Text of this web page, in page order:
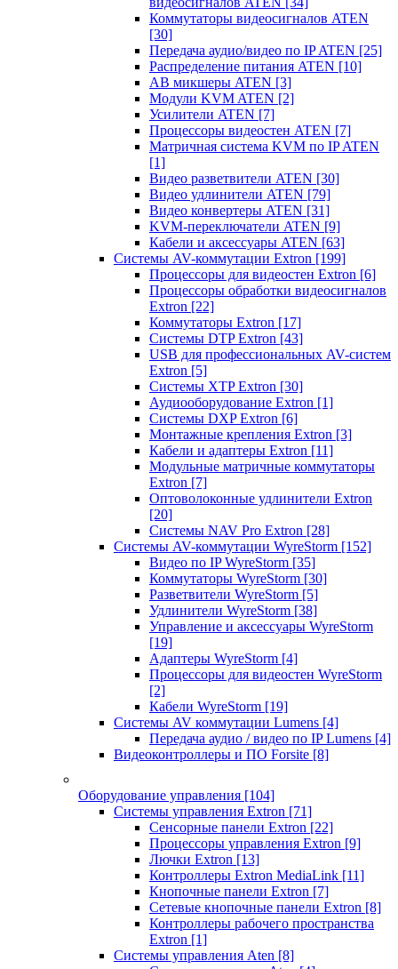
Коммутаторы видеосигналов ATEN
[30]
Передача аудио/видео по IP ATEN [25]
Распределение питания ATEN [10]
АВ микшеры ATEN [3]
Модули KVM ATEN [2]
Усилители ATEN [7]
Процессоры видеостен ATEN [7]
Матричная система KVM по IP ATEN
[1]
Видео разветвители ATEN [30]
Видео удлинители ATEN [79]
Видео конвертеры ATEN [31]
KVM-переключатели ATEN [9]
Кабели и аксессуары ATEN [63]
Системы AV-коммутации Extron [199]
Процессоры для видеостен Extron [6]
Процессоры обработки видеосигналов
Extron [22]
Коммутаторы Extron [17]
Системы DTP Extron [43]
USB для профессиональных AV-систем
Extron [5]
Системы XTP Extron [30]
Аудиооборудование Extron [1]
Системы DXP Extron [6]
Монтажные крепления Extron [3]
Кабели и адаптеры Extron [11]
Модульные матричные коммутаторы
Extron [7]
Оптоволоконные удлинители Extron
[20]
Системы NAV Pro Extron [28]
Системы AV-коммутации WyreStorm [152]
Видео по IP WyreStorm [35]
Коммутаторы WyreStorm [30]
Разветвители WyreStorm [5]
Удлинители WyreStorm [38]
Управление и аксессуары WyreStorm
[19]
Адаптеры WyreStorm [4]
Процессоры для видеостен WyreStorm
[2]
Кабели WyreStorm [19]
Системы AV коммутации Lumens [4]
Передача аудио / видео по IP Lumens [4]
Видеоконтроллеры и ПО Forsite [8]
Оборудование управления [104]
Системы управления Extron [71]
Сенсорные панели Extron [22]
Процессоры управления Extron [9]
Лючки Extron [13]
Контроллеры Extron MediaLink [11]
Кнопочные панели Extron [7]
Сетевые кнопочные панели Extron [8]
Контроллеры рабочего пространства
Extron [1]
Системы управления Aten [8]